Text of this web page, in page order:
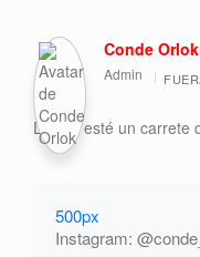
Conde Orlok
Admin
Donde esté un carrete
500px
Instagram: